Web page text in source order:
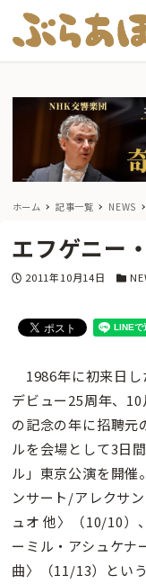
ホーム 記事一覧 NEWS
エフゲニー
投稿日
2011年10月14日 カテゴ
1986年に初来日し
デビュー25周年、
の記念の年に招聘元
ルを会場として3日
ル」東京公演を開催
ンサート/アレクサ
ュオ 他〉（10/10）
ーミル・アシュケナ
曲〉（11/13）とい